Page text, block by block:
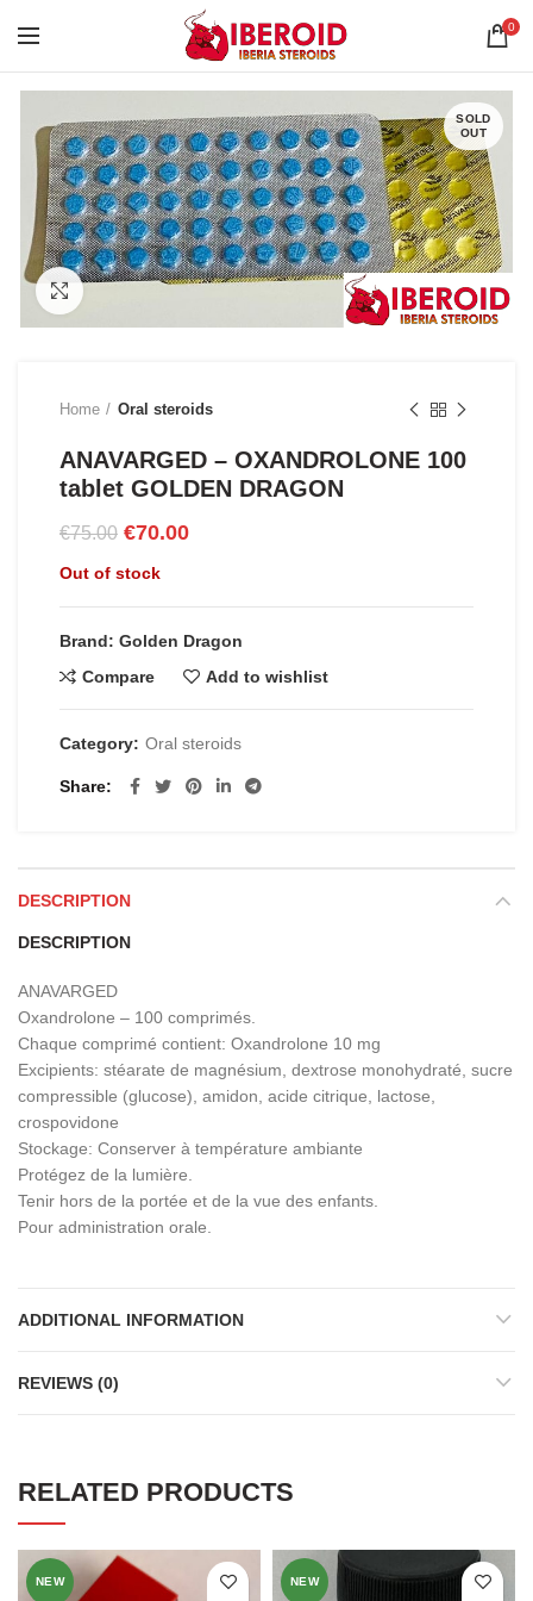
0
SOLD
OUT
Click to enlarge
Home Oral steroids
ANAVARGED – OXANDROLONE 100
tablet GOLDEN DRAGON
€75.00 Original
was:
€75.00.
€70.00Current
€70.00.
Out of stock
Brand: Golden Dragon
Compare
Add to wishlist
Category: Oral steroids
Share
DESCRIPTION
DESCRIPTION
ANAVARGED
Oxandrolone – 100 comprimés.
Chaque comprimé contient: Oxandrolone 10 mg
Excipients: stéarate de magnésium, dextrose monohydraté, sucre
compressible (glucose), amidon, acide citrique, lactose,
crospovidone
Stockage: Conserver à température ambiante
Protégez de la lumière.
Tenir hors de la portée et de la vue des enfants.
Pour administration orale.
ADDITIONAL INFORMATION
REVIEWS (0)
RELATED PRODUCTS
NEW NEW